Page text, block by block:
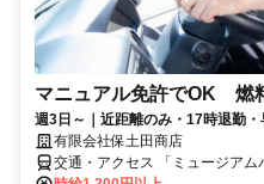
マニュアル免許でOK 燃
週3日～｜近距離のみ・17時退勤
有限会社保土田商店
交通・アクセス 「ミュージア